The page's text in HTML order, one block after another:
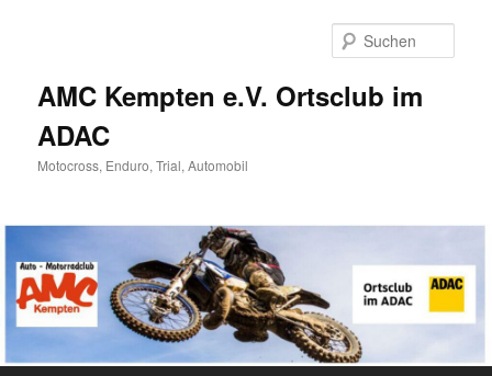
AMC Kempten e.V. Ortsclub im
ADAC
Motocross, Enduro, Trial, Automobil